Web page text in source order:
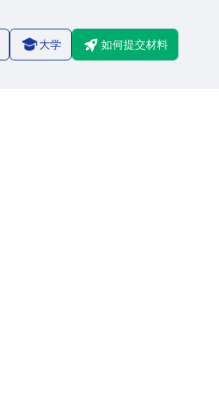
大学 如何提交材料
1/8